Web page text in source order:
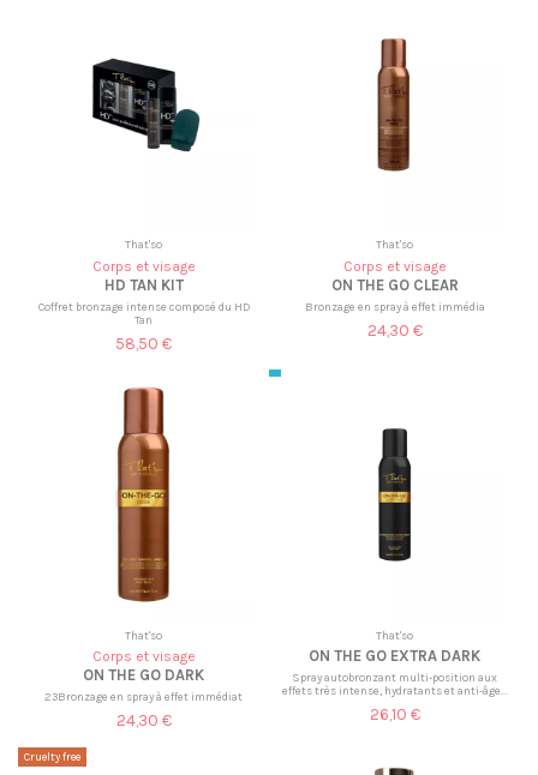
That'so
Corps et visage
HD TAN KIT
Coffret bronzage intense composé du HD
Tan
58,50 €
That'so
Corps et visage
ON THE GO CLEAR
Bronzage en spray à effet immédia
24,30 €
That'so
Corps et visage
ON THE GO DARK
23Bronzage en spray à effet immédiat
24,30 €
That'so
ON THE GO EXTRA DARK
Spray autobronzant multi-position aux
effets très intense, hydratants et anti-âge...
26,10 €
Cruelty free